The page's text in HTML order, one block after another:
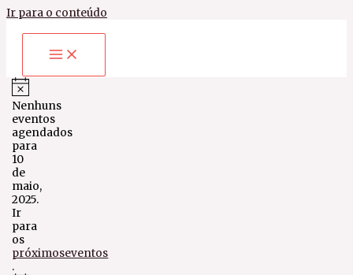
Ir para o conteúdo
Nenhuns
eventos
agendados
para
10
de
maio,
2025.
Ir
para
os
próximoseventos
.